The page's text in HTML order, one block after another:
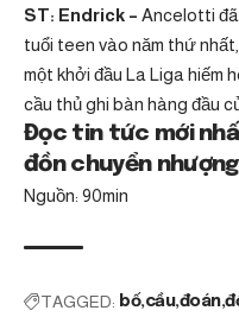
ST: Endrick – Ancelotti
tuổi teen vào năm thứ
một khởi đầu La Liga hiếm
cầu thủ ghi bàn hàng đầu
Đọc tin tức mới
đồn chuyển
Nguồn: 90min
TAGGED: bố cầu đoán